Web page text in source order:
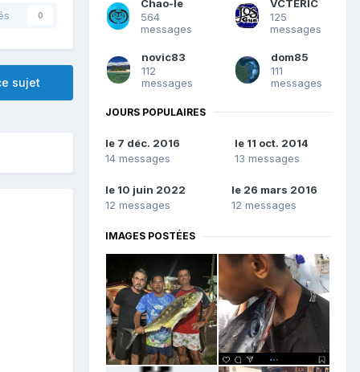
0
sujet
Chao-le
564
messages
VCTERIC
125
messages
novic83
112
messages
dom85
111
messages
JOURS POPULAIRES
le 7 déc. 2016
14 messages
le 11 oct. 2014
13 messages
le 10 juin 2022
12 messages
le 26 mars 2016
12 messages
IMAGES POSTÉES